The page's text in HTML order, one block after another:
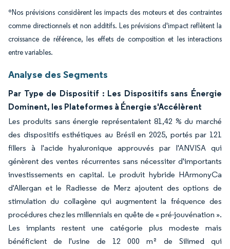
*Nos prévisions considèrent les impacts des moteurs et des contraintes
comme directionnels et non additifs. Les prévisions d'impact reflètent la
croissance de référence, les effets de composition et les interactions
entre variables.
Analyse des Segments
Par Type de Dispositif : Les Dispositifs sans Énergie
Dominent, les Plateformes à Énergie s'Accélèrent
Les produits sans énergie représentaient 81,42 % du marché
des dispositifs esthétiques au Brésil en 2025, portés par 121
fillers à l'acide hyaluronique approuvés par l'ANVISA qui
génèrent des ventes récurrentes sans nécessiter d'importants
investissements en capital. Le produit hybride HArmonyCa
d'Allergan et le Radiesse de Merz ajoutent des options de
stimulation du collagène qui augmentent la fréquence des
procédures chez les millennials en quête de « pré-jouvénation ».
Les implants restent une catégorie plus modeste mais
bénéficient de l'usine de 12 000 m² de Silimed qui